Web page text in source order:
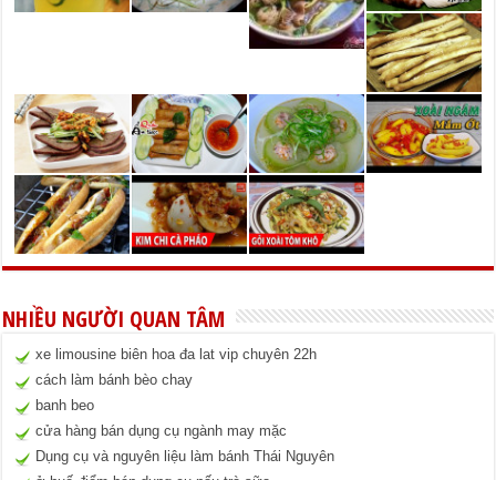
NHIỀU NGƯỜI QUAN TÂM
xe limousine biên hoa đa lat vip chuyên 22h
cách làm bánh bèo chay
banh beo
cửa hàng bán dụng cụ ngành may mặc
Dụng cụ và nguyên liệu làm bánh Thái Nguyên